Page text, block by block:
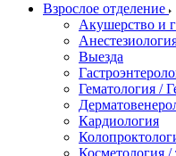
Взрослое отделение
Акушерство и
Выезда
Гематология /
Кардиология
Косметология /